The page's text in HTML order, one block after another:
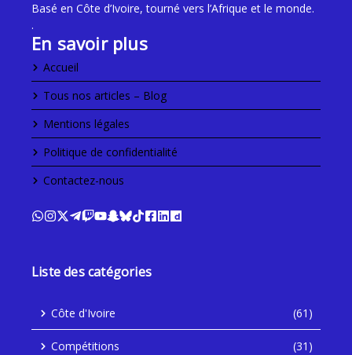
Basé en Côte d’Ivoire, tourné vers l’Afrique et le monde.
.
En savoir plus
Accueil
Tous nos articles – Blog
Mentions légales
Politique de confidentialité
Contactez-nous
Liste des catégories
Côte d'Ivoire (61)
Compétitions (31)